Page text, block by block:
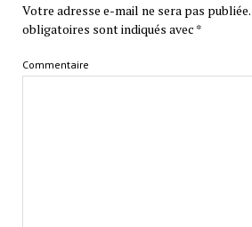
Votre adresse e-mail ne sera pas publiée.
obligatoires sont indiqués avec *
Commentaire